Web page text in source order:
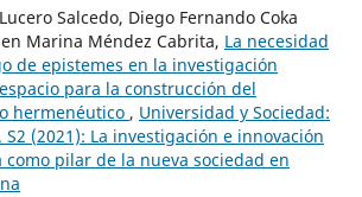
Salcedo, Diego Fernando Coka
Marina Méndez Cabrita, La necesidad
de epistemes en la investigación
para la construcción del
hermenéutico , Universidad y Sociedad:
S2 (2021): La investigación e innovación
pilar de la nueva sociedad en